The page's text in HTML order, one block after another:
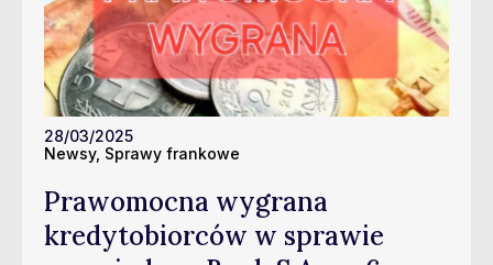
28/03/2025
Newsy, Sprawy frankowe
Prawomocna wygrana
kredytobiorców w sprawie